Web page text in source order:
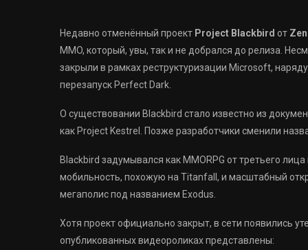
Недавно отменённый проект Project Blackbird от
MMO, который, увы, так и не добрался до релиза.
закрыли в рамках реструктуризации Microsoft,
перезапуск Perfect Dark.
О существовании Blackbird стало известно из
как Project Kestrel. Позже разработчики сменили
Blackbird задумывался как MMORPG от третьего
мобильность, похожую на Titanfall, и масштабный
мегаполис под названием Exodus.
Хотя проект официально закрыт, в сети появились
опубликованных видеороликах представлены: